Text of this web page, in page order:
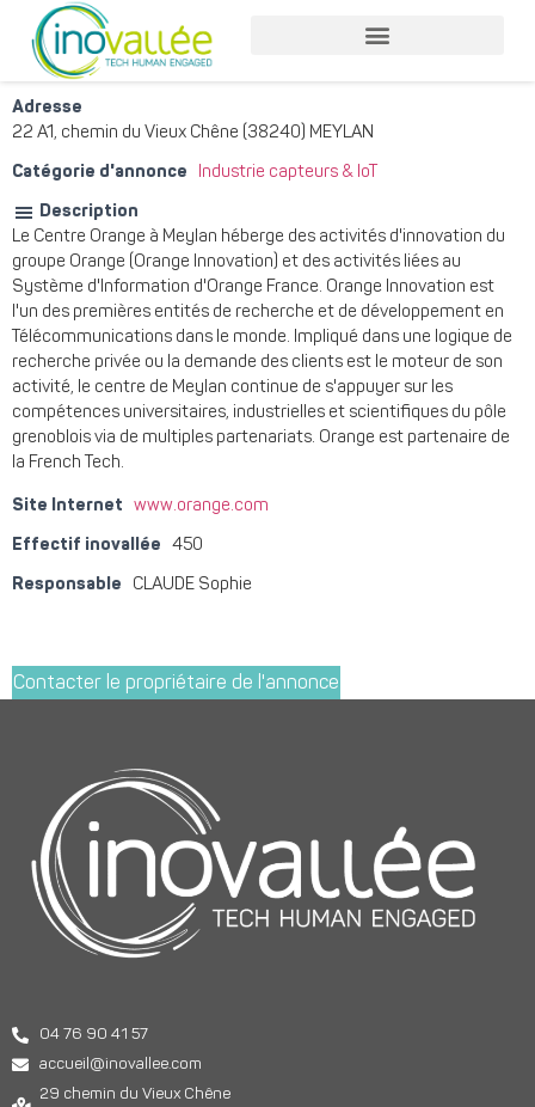
Adresse
22 A1, chemin du Vieux Chêne (38240) MEYLAN
Catégorie d'annonce Industrie capteurs & IoT
Description
Le Centre Orange à Meylan héberge des activités d'innovation du
groupe Orange (Orange Innovation) et des activités liées au
Système d'Information d'Orange France. Orange Innovation est
l'un des premières entités de recherche et de développement en
Télécommunications dans le monde. Impliqué dans une logique de
recherche privée ou la demande des clients est le moteur de son
activité, le centre de Meylan continue de s'appuyer sur les
compétences universitaires, industrielles et scientifiques du pôle
grenoblois via de multiples partenariats. Orange est partenaire de
la French Tech.
Site Internet www.orange.com
Effectif inovallée 450
Responsable CLAUDE Sophie
Contacter le propriétaire de l'annonce
04 76 90 41 57
accueil@inovallee.com
29 chemin du Vieux Chêne